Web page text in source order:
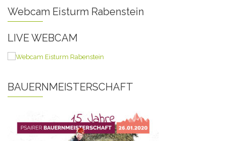
Webcam Eisturm Rabenstein
LIVE WEBCAM
BAUERNMEISTERSCHAFT